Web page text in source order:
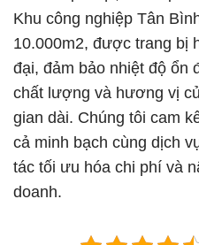
Khu công nghiệp Tân
10.000m2, được trang bị
đại, đảm bảo nhiệt độ ổn
chất lượng và hương vị
gian dài. Chúng tôi cam
cả minh bạch cùng dịch
tác tối ưu hóa chi phí và
doanh.